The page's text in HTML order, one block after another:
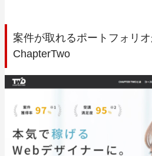
案件が取れるポートフォリ
ChapterTwo